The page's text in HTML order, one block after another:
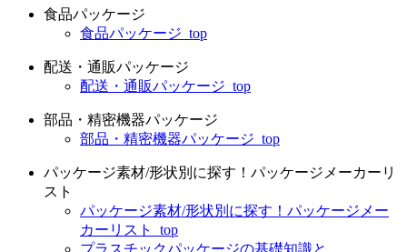
食品パッケージ
食品パッケージ_top
配送・通販パッケージ
配送・通販パッケージ_top
部品・精密機器パッケージ
部品・精密機器パッケージ_top
パッケージ素材/形状別に探す！パッケージメーカーリ
スト
パッケージ素材/形状別に探す！パッケージメー
カーリスト_top
プラスチックパッケージの基礎知識と